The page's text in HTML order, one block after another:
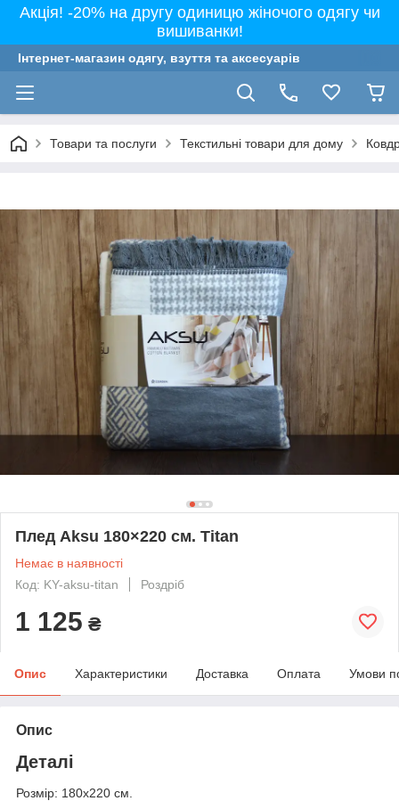
Акція! -20% на другу одиницю жіночого одягу чи
вишиванки!
Інтернет-магазин одягу, взуття та аксесуарів
Товари та послуги Текстильні товари для дому
Плед Aksu 180×220 см. Titan
Немає в наявності
Код: KY-aksu-titan
Роздріб
1 125 ₴
Опис Характеристики Доставка Оплата Умови
Опис
Деталі
Розмір: 180х220 см.